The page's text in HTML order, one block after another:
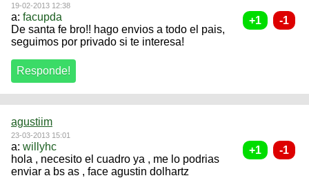
19-02-2013 12:38
a: facupda
De santa fe bro!! hago envios a todo el pais,
seguimos por privado si te interesa!
agustiim
23-03-2013 15:01
a: willyhc
hola , necesito el cuadro ya , me lo podrias
enviar a bs as , face agustin dolhartz